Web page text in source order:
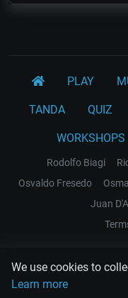
We use cookies to
Learn more
PLAY
TANDA QUIZ
WORKSHOPS
Rodolfo Biagi
Osvaldo Fresedo
Juan